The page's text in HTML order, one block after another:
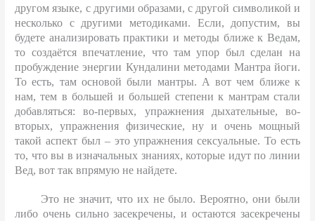
другом языке, с другими образами, с другой символикой и
несколько с другими методиками. Если, допустим, вы
будете анализировать практики и методы ближе к Ведам,
то создаётся впечатление, что там упор был сделан на
пробуждение энергии Кундалини методами Мантра йоги.
То есть, там основой были мантры. А вот чем ближе к
нам, тем в большей и большей степени к мантрам стали
добавляться: во-первых, упражнения дыхательные, во-
вторых, упражнения физические, ну и очень мощный
такой аспект был – это упражнения сексуальные. То есть
то, что вы в изначальных знаниях, которые идут по линии
Вед, вот так впрямую не найдете.
Это не значит, что их не было. Вероятно, они были
либо очень сильно засекречены, и остаются засекречены